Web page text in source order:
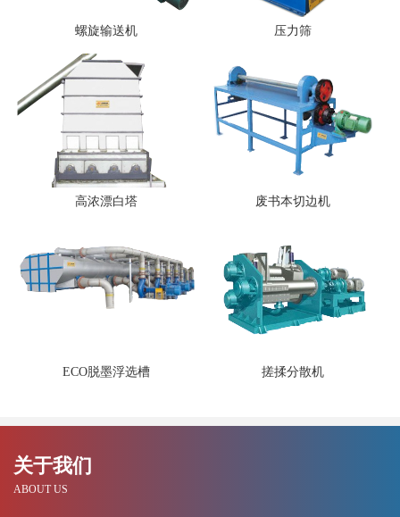
螺旋输送机 压力筛
高浓漂白塔 废书本切边机
ECO脱墨浮选槽 搓揉分散机
关于我们
ABOUT US